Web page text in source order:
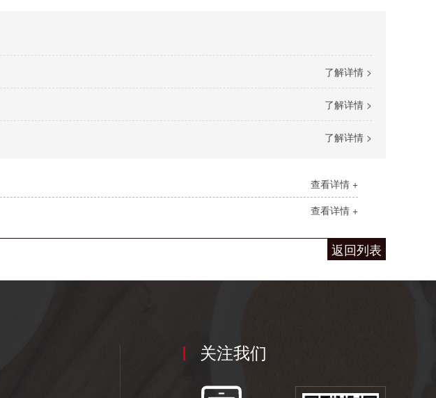
了解详情 >
了解详情 >
了解详情 >
查看详情 +
查看详情 +
返回列表
关注我们